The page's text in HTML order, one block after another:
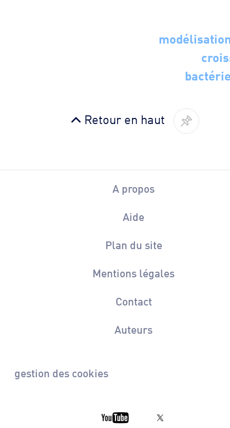
Retour en haut
A propos
Aide
Plan du site
Mentions légales
Contact
Auteurs
gestion des cookies